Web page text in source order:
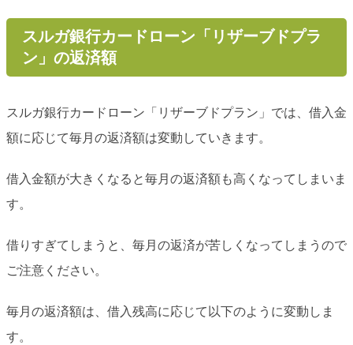
スルガ銀行カードローン「リザーブドプラ
ン」の返済額
スルガ銀行カードローン「リザーブドプラン」では、借入金
額に応じて毎月の返済額は変動していきます。
借入金額が大きくなると毎月の返済額も高くなってしまいま
す。
借りすぎてしまうと、毎月の返済が苦しくなってしまうので
ご注意ください。
毎月の返済額は、借入残高に応じて以下のように変動しま
す。